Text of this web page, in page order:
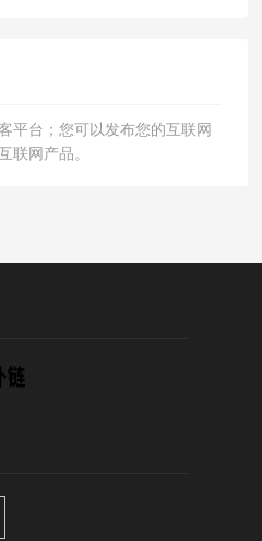
平台；您可以发布您的互联网
联网产品。